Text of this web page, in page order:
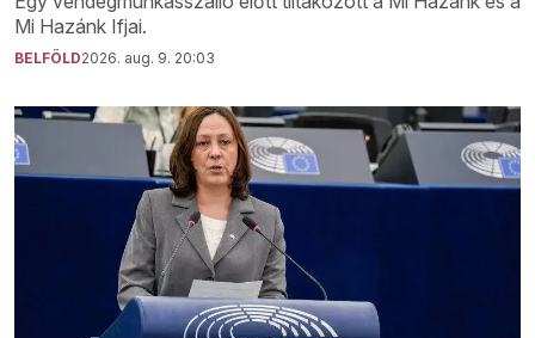
Mi Hazánk Ifjai.
BELFÖLD2026. aug. 9. 20:03